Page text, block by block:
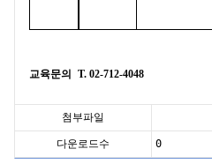
교육문의 T. 02-712-4048
첨부파일
다운로드수 0